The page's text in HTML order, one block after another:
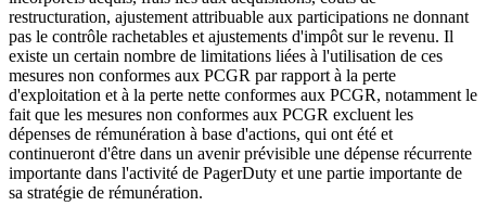
restructuration, ajustement attribuable aux participations ne donnant
pas le contrôle rachetables et ajustements d'impôt sur le revenu. Il
existe un certain nombre de limitations liées à l'utilisation de ces
mesures non conformes aux PCGR par rapport à la perte
d'exploitation et à la perte nette conformes aux PCGR, notamment le
fait que les mesures non conformes aux PCGR excluent les
dépenses de rémunération à base d'actions, qui ont été et
continueront d'être dans un avenir prévisible une dépense récurrente
importante dans l'activité de PagerDuty et une partie importante de
sa stratégie de rémunération.